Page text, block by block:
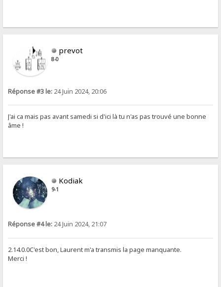
prevot
8-0
Réponse #3 le: 24 Juin 2024, 20:06
J'ai ca mais pas avant samedi si d'ici là tu n'as pas trouvé une bonne
âme !
Kodiak
9-1
Réponse #4 le: 24 Juin 2024, 21:07
2.14.0.0C'est bon, Laurent m'a transmis la page manquante.
Merci !